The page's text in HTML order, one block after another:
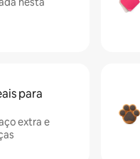
para
extra e